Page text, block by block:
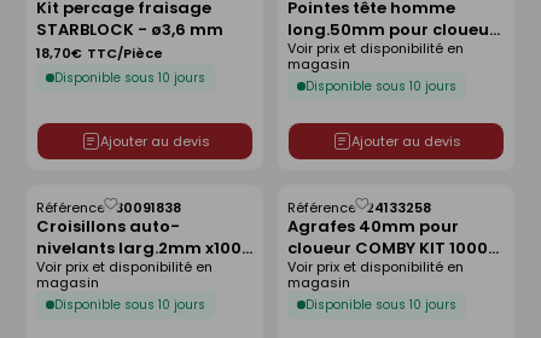
Kit percage fraisage
STARBLOCK - ø3,6 mm
Disponible sous 10 jours
18,70€ TTC/Pièce
Ajouter au devis
comme
liste
Pointes tête homme
long.50mm pour cloueur
COMBY KIT KITomby kit
x1000
Disponible sous 10 jours
Voir prix et disponibilité en
magasin
Ajouter au devis
comme
liste
Croisillons auto-
nivelants larg.2mm x100
+ écrous x100 - kit de 200
pièces
Référence :30091838
Disponible sous 10 jours
Voir prix et disponibilité en
magasin
Enregistrer
comme
liste
Agrafes 40mm pour
cloueur COMBY KIT 1000
pièces
Référence :24133258
Disponible sous 10 jours
Voir prix et disponibilité en
magasin
Enregistrer
comme
liste